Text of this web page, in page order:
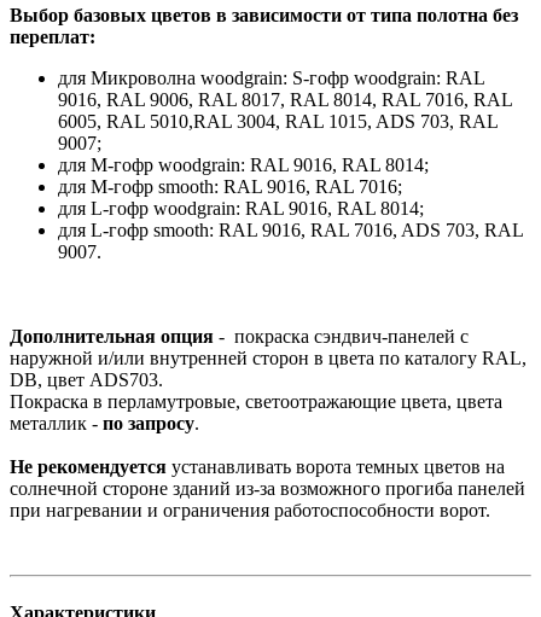
Выбор базовых цветов в зависимости от типа полотна без
переплат:
для Микроволна woodgrain: S-гофр woodgrain: RAL
9016, RAL 9006, RAL 8017, RAL 8014, RAL 7016, RAL
6005, RAL 5010,RAL 3004, RAL 1015, ADS 703, RAL
9007;
для М-гофр woodgrain: RAL 9016, RAL 8014;
для М-гофр smooth: RAL 9016, RAL 7016;
для L-гофр woodgrain: RAL 9016, RAL 8014;
для L-гофр smooth: RAL 9016, RAL 7016, ADS 703, RAL
9007.
Дополнительная опция - покраска сэндвич-панелей с
наружной и/или внутренней сторон в цвета по каталогу RAL,
DB, цвет ADS703.
Покраска в перламутровые, светоотражающие цвета, цвета
металлик - по запросу.
Не рекомендуется устанавливать ворота темных цветов на
солнечной стороне зданий из-за возможного прогиба панелей
при нагревании и ограничения работоспособности ворот.